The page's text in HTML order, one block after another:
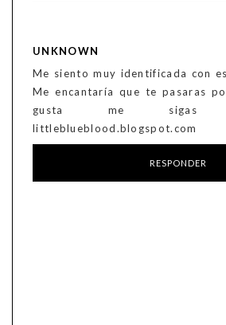
UNKNOWN
Me siento muy identificada con
Me encantaría que te pasaras
gusta me
littleblueblood.blogspot.com
RESPONDER